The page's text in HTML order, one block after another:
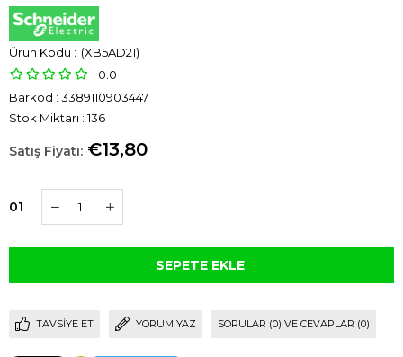
(XB5AD21)
0.0
Barkod : 3389110903447
Stok Miktarı : 136
€13,80
01
TAVSIYE ET YORUM YAZ SORULAR (0) VE CEVAPLAR (0)